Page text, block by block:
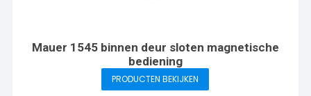
Mauer 1545 binnen deur sloten magnetische
bediening
PRODUCTEN BEKIJKEN